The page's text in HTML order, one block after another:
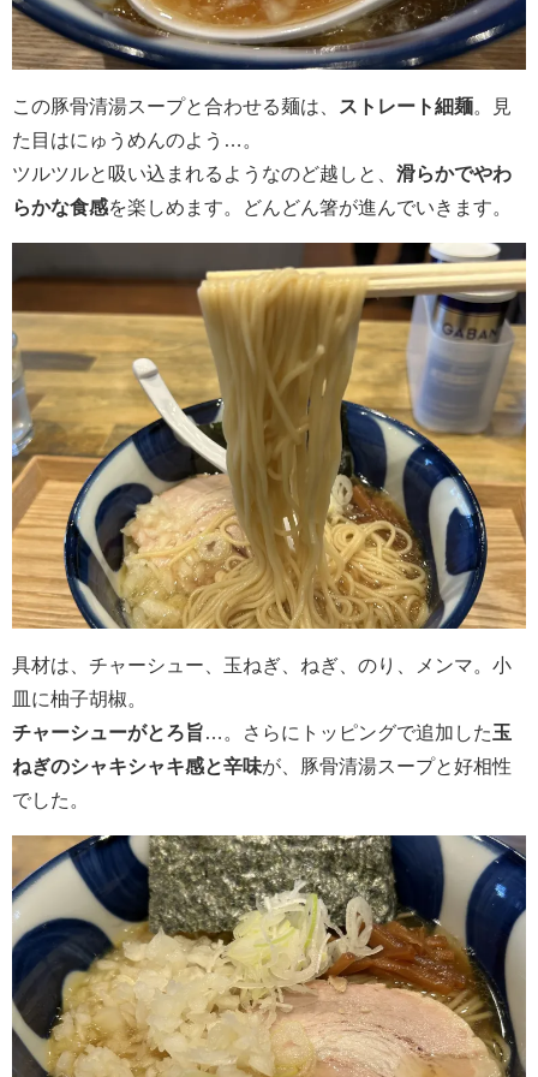
この豚骨清湯スープと合わせる麺は、 ストレート細麺 。見
た目はにゅうめんのよう…。
ツルツルと吸い込まれるようなのど越しと、 滑らかでやわ
らかな食感を楽しめます。どんどん箸が進んでいきます。
具材は、チャーシュー、玉ねぎ、ねぎ、のり、メンマ。小
皿に柚子胡椒。
チャーシューがとろ旨 …。さらにトッピングで追加した玉
ねぎのシャキシャキ感と辛味が、豚骨清湯スープと好相性
でした。